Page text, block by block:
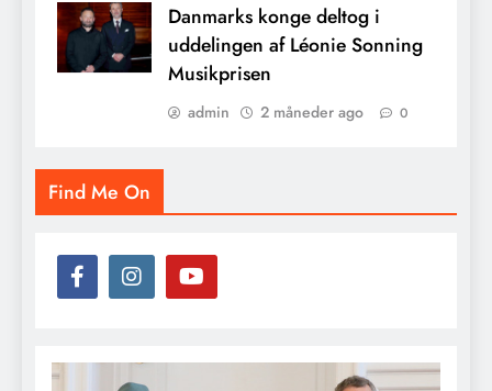
Danmarks konge deltog i
uddelingen af Léonie Sonning
Musikprisen
admin 2 måneder ago 0
Find Me On